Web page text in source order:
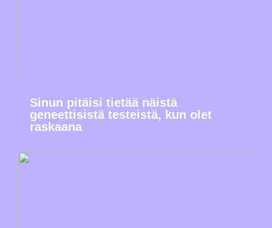
Sinun pitäisi tietää näistä
geneettisistä testeistä, kun olet
raskaana